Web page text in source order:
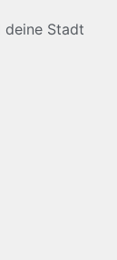
deine Stadt